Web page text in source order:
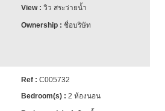
วิว สระว่ายน้ำ
ชื่อบริษัท
C005732
2 ห้องนอน